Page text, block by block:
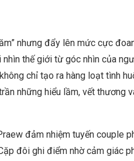
nhưng đẩy lên mức cực
nhìn thế giới từ góc nhìn của
chỉ tạo ra hàng loạt tình
những hiểu lầm, vết thương
đảm nhiệm tuyến couple
đôi ghi điểm nhờ cảm giác